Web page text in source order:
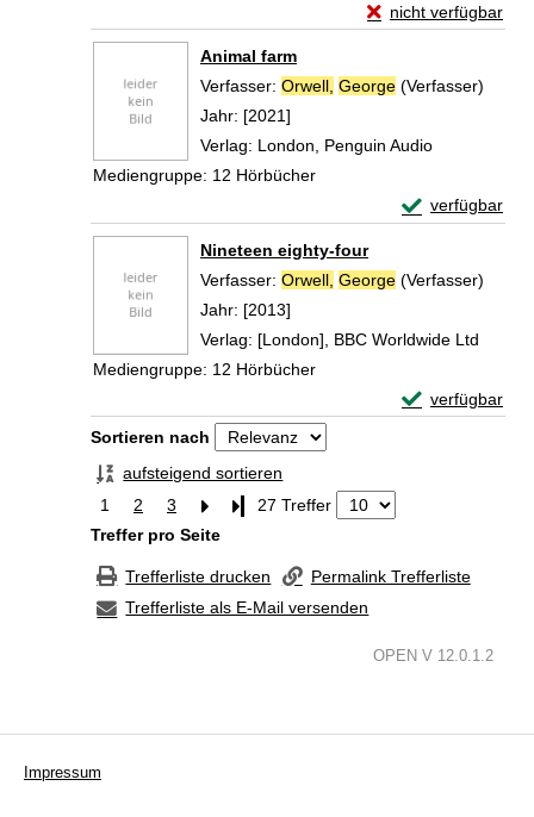
nicht verfügbar
Exemplar-Details
Animal farm
Verfasser: Orwell, George (Verfasser)
Jahr: [2021]
Verlag: London, Penguin Audio
Mediengruppe: 12 Hörbücher
verfügbar
Exemplar-
Nineteen eighty-four
Verfasser: Orwell, George (Verfasser)
Jahr: [2013]
Verlag: [London], BBC Worldwide Ltd
Mediengruppe: 12 Hörbücher
verfügbar
Exemplar-
Zu den Suchfiltern springen
Sortieren nach
aufsteigend sortieren
1
2 3 Letzte Seite
27 Treffer
Treffer pro Seite
Trefferliste drucken
Permalink Trefferliste
Trefferliste als E-Mail versenden
OPEN V 12.0.1.2
Impressum